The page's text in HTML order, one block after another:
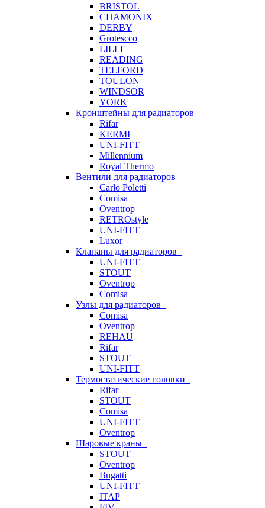
BRISTOL
CHAMONIX
DERBY
Grotescco
LILLE
READING
TELFORD
TOULON
WINDSOR
YORK
Кронштейны для радиаторов
Rifar
KERMI
UNI-FITT
Millennium
Royal Thermo
Вентили для радиаторов
Carlo Poletti
Comisa
Oventrop
RETROstyle
UNI-FITT
Luxor
Клапаны для радиаторов
UNI-FITT
STOUT
Oventrop
Comisa
Узлы для радиаторов
Comisa
Oventrop
REHAU
Rifar
STOUT
UNI-FITT
Термостатические головки
Rifar
STOUT
Comisa
UNI-FITT
Oventrop
Шаровые краны
STOUT
Oventrop
Bugatti
UNI-FITT
ITAP